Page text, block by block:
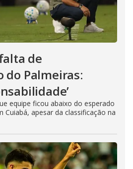
de
do Palmeiras:
equipe ficou abaixo do esperado
Cuiabá, apesar da classificação na